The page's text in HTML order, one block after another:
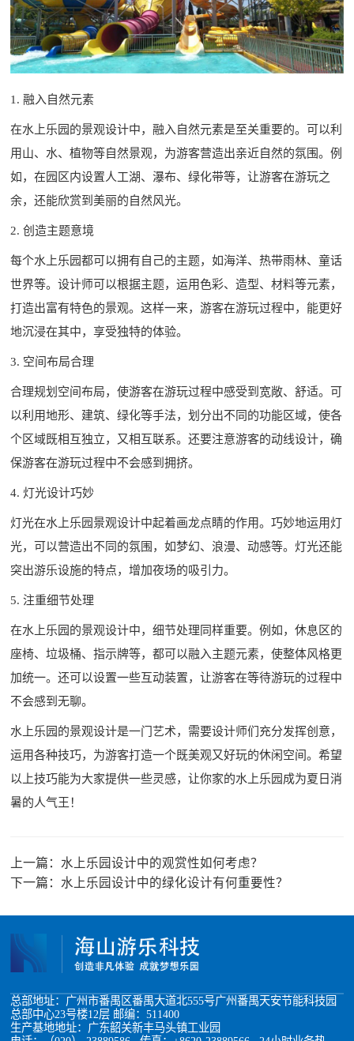
1. 融入自然元素
在水上乐园的景观设计中，融入自然元素是至关重要的。可以利
用山、水、植物等自然景观，为游客营造出亲近自然的氛围。例
如，在园区内设置人工湖、瀑布、绿化带等，让游客在游玩之
余，还能欣赏到美丽的自然风光。
2. 创造主题意境
每个水上乐园都可以拥有自己的主题，如海洋、热带雨林、童话
世界等。设计师可以根据主题，运用色彩、造型、材料等元素，
打造出富有特色的景观。这样一来，游客在游玩过程中，能更好
地沉浸在其中，享受独特的体验。
3. 空间布局合理
合理规划空间布局，使游客在游玩过程中感受到宽敞、舒适。可
以利用地形、建筑、绿化等手法，划分出不同的功能区域，使各
个区域既相互独立，又相互联系。还要注意游客的动线设计，确
保游客在游玩过程中不会感到拥挤。
4. 灯光设计巧妙
灯光在水上乐园景观设计中起着画龙点睛的作用。巧妙地运用灯
光，可以营造出不同的氛围，如梦幻、浪漫、动感等。灯光还能
突出游乐设施的特点，增加夜场的吸引力。
5. 注重细节处理
在水上乐园的景观设计中，细节处理同样重要。例如，休息区的
座椅、垃圾桶、指示牌等，都可以融入主题元素，使整体风格更
加统一。还可以设置一些互动装置，让游客在等待游玩的过程中
不会感到无聊。
水上乐园的景观设计是一门艺术，需要设计师们充分发挥创意，
运用各种技巧，为游客打造一个既美观又好玩的休闲空间。希望
以上技巧能为大家提供一些灵感，让你家的水上乐园成为夏日消
暑的人气王！
上一篇： 水上乐园设计中的观赏性如何考虑？
下一篇： 水上乐园设计中的绿化设计有何重要性？
总部地址：广州市番禺区番禺大道北555号广州番禺天安节能科技园
总部中心23号楼12层 邮编：511400
生产基地地址：广东韶关新丰马头镇工业园